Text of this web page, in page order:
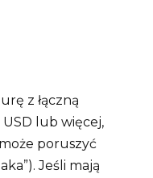
z łączną
lub więcej,
poruszyć
Jeśli mają